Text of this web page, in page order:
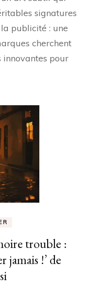
signatures
publicité : une
cherchent
innovantes pour
trouble :
jamais !’ de